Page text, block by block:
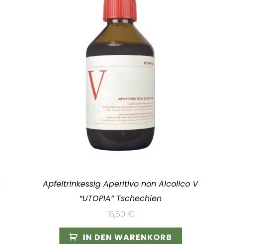
Apfeltrinkessig Aperitivo non Alcolico V
“UTOPIA” Tschechien
18,50 €
IN DEN WARENKORB